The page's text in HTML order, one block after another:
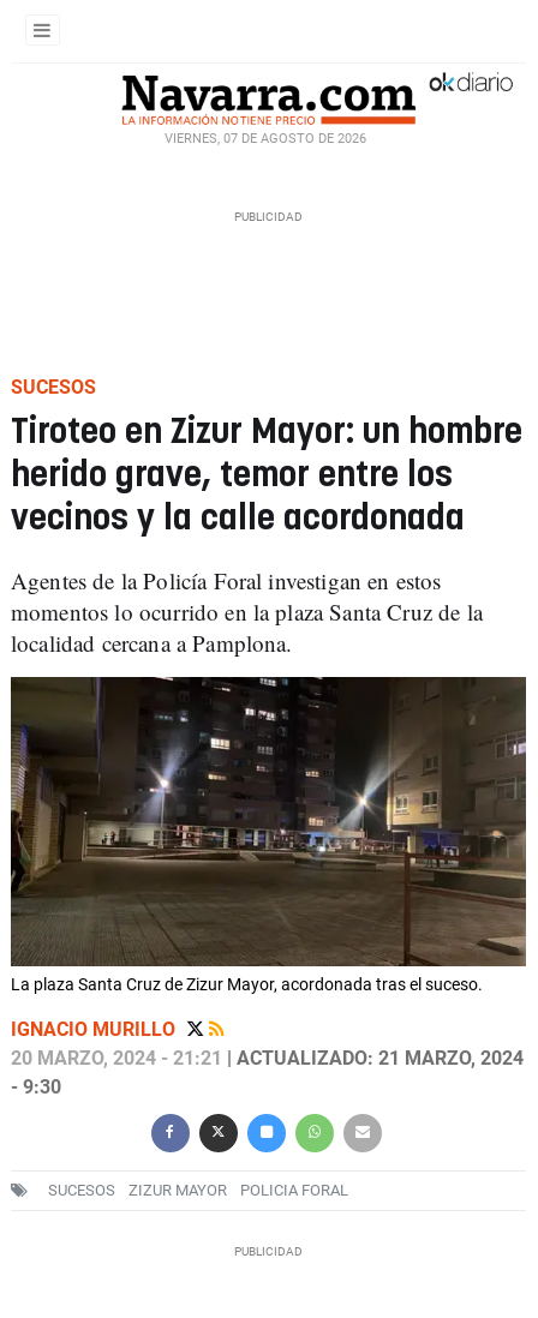
VIERNES, 07 DE AGOSTO DE 2026
SUCESOS
Tiroteo en Zizur Mayor: un hombre
herido grave, temor entre los
vecinos y la calle acordonada
Agentes de la Policía Foral investigan en estos
momentos lo ocurrido en la plaza Santa Cruz de la
localidad cercana a Pamplona.
La plaza Santa Cruz de Zizur Mayor, acordonada tras el suceso.
IGNACIO MURILLO
20 MARZO, 2024 - 21:21
| ACTUALIZADO: 21 MARZO, 2024
- 9:30
SUCESOS ZIZUR MAYOR POLICIA FORAL